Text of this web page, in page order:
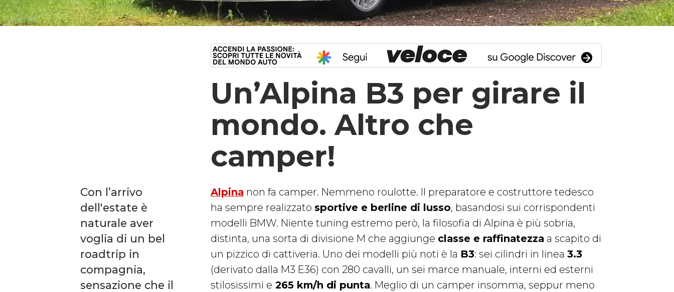
Un’Alpina B3 per girare il
mondo. Altro che
camper!
Con l’arrivo
dell'estate è
naturale aver
voglia di un bel
roadtrip in
compagnia,
sensazione che il
Alpina non fa camper. Nemmeno roulotte. Il preparatore e costruttore tedesco
ha sempre realizzato sportive e berline di lusso, basandosi sui corrispondenti
modelli BMW. Niente tuning estremo però, la filosofia di Alpina è più sobria,
distinta, una sorta di divisione M che aggiunge classe e raffinatezza a scapito di
un pizzico di cattiveria. Uno dei modelli più noti è la B3: sei cilindri in linea 3.3
(derivato dalla M3 E36) con 280 cavalli, un sei marce manuale, interni ed esterni
stilosissimi e 265 km/h di punta. Meglio di un camper insomma, seppur meno